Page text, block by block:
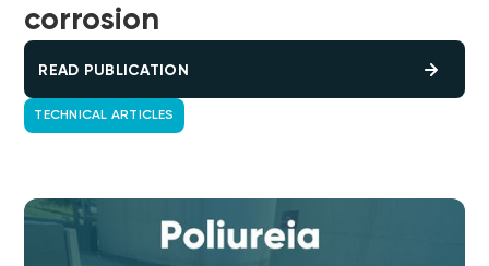
corrosion
READ PUBLICATION
TECHNICAL ARTICLES